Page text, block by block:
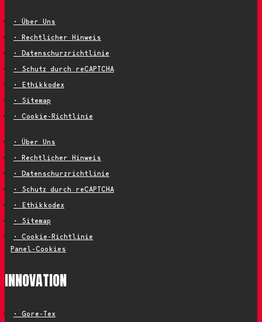
• Über Uns
• Rechtlicher Hinweis
• Datenschurzrichtlinie
• Schutz durch reCAPTCHA
• Ethikkodex
• Sitemap
• Cookie-Richtlinie
• Über Uns
• Rechtlicher Hinweis
• Datenschurzrichtlinie
• Schutz durch reCAPTCHA
• Ethikkodex
• Sitemap
• Cookie-Richtlinie
Panel-Cookies
INNOVATION
• Gore-Tex